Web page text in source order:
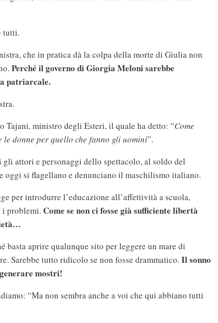
tutti.
che in pratica dà la colpa della morte di Giulia non
Perché il governo di Giorgia Meloni sarebbe
patriarcale.
Tajani, ministro degli Esteri, il quale ha detto: “Come
le donne per quello che fanno gli uomini”.
attori e personaggi dello spettacolo, al soldo del
oggi si flagellano e denunciano il maschilismo italiano.
per introdurre l’educazione all’affettività a scuola,
i problemi. Come se non ci fosse già sufficiente libertà
basta aprire qualunque sito per leggere un mare di
Sarebbe tutto ridicolo se non fosse drammatico. Il sonno
mostri!
“Ma non sembra anche a voi che qui abbiano tutti